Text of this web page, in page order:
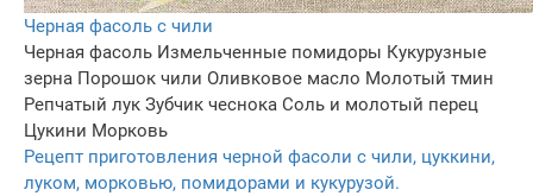
Черная фасоль с чили
Черная фасоль Измельченные помидоры Кукурузные
зерна Порошок чили Оливковое масло Молотый тмин
Репчатый лук Зубчик чеснока Соль и молотый перец
Цукини Морковь
Рецепт приготовления черной фасоли с чили, цуккини,
луком, морковью, помидорами и кукурузой.